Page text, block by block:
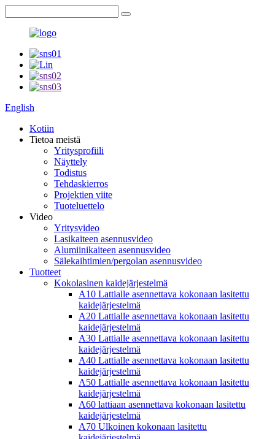
English
Kotiin
Tietoa meistä
Yritysprofiili
Näyttely
Todistus
Tehdaskierros
Projektien viite
Tuoteluettelo
Video
Yritysvideo
Lasikaiteen asennusvideo
Alumiinikaiteen asennusvideo
Sälekaihtimien/pergolan asennusvideo
Tuotteet
Kokolasinen kaidejärjestelmä
A10 Lattialle asennettava kokonaan lasitettu
kaidejärjestelmä
A20 Lattialle asennettava kokonaan lasitettu
kaidejärjestelmä
A30 Lattialle asennettava kokonaan lasitettu
kaidejärjestelmä
A40 Lattialle asennettava kokonaan lasitettu
kaidejärjestelmä
A50 Lattialle asennettava kokonaan lasitettu
kaidejärjestelmä
A60 lattiaan asennettava kokonaan lasitettu
kaidejärjestelmä
A70 Ulkoinen kokonaan lasitettu